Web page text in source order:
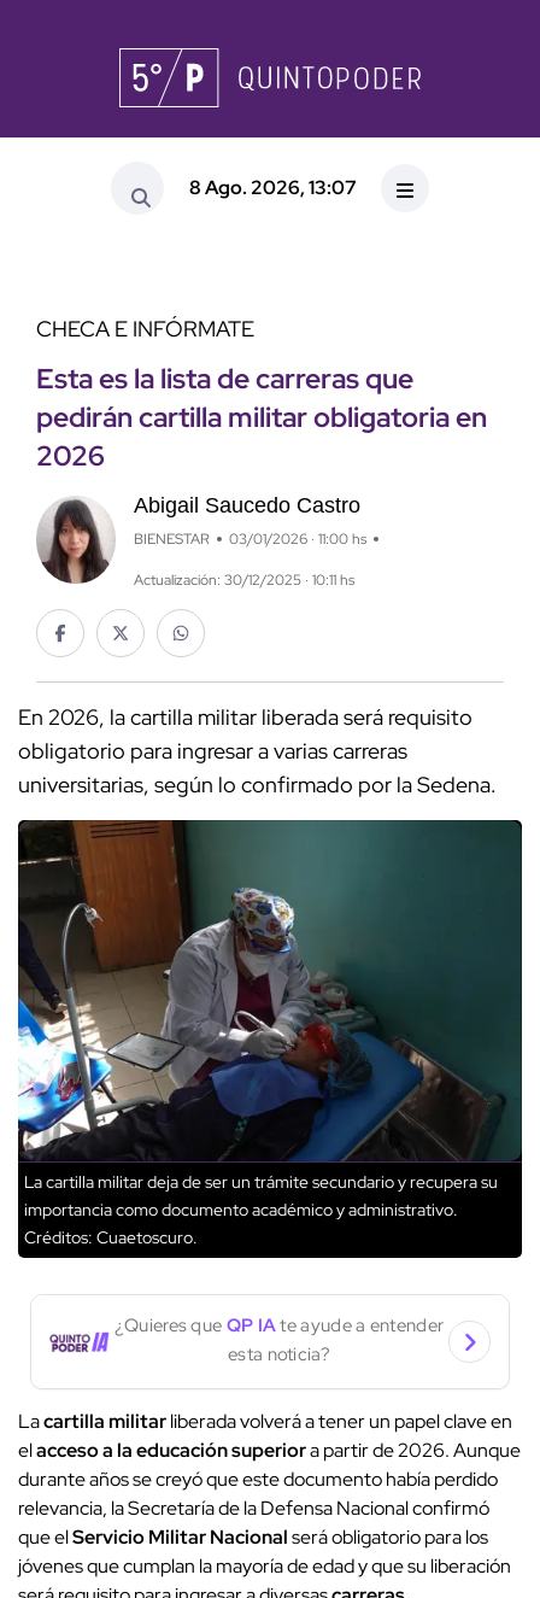
8 Ago. 2026, 13:07
CHECA E INFÓRMATE
Esta es la lista de carreras que
pedirán cartilla militar obligatoria en
2026
Abigail Saucedo Castro
BIENESTAR 03/01/2026 · 11:00 hs
Actualización: 30/12/2025 · 10:11 hs
En 2026, la cartilla militar liberada será requisito
obligatorio para ingresar a varias carreras
universitarias, según lo confirmado por la Sedena.
La cartilla militar deja de ser un trámite secundario y recupera su
importancia como documento académico y administrativo.
Créditos: Cuaetoscuro.
¿Quieres que QP IAte ayude a entender
esta noticia?
Lacartilla militarliberada volverá a tener un papel clave en
elacceso a la educación superiora partir de 2026. Aunque
durante años se creyó que este documento había perdido
relevancia, la Secretaría de la Defensa Nacional confirmó
que elServicio Militar Nacionalserá obligatorio para los
jóvenes que cumplan la mayoría de edad y que su liberación